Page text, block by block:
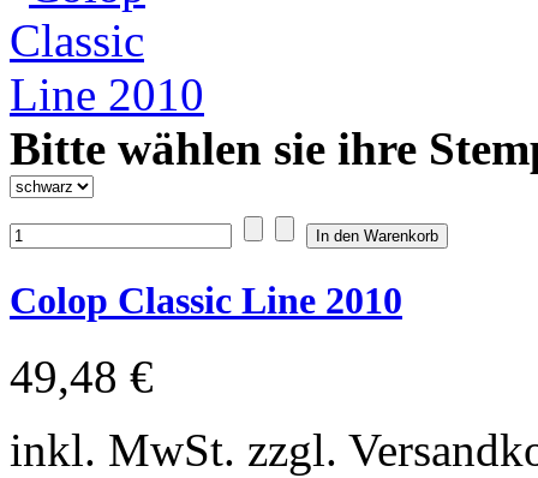
Bitte wählen sie ihre
Colop Classic Line 2010
49,48 €
inkl. MwSt. zzgl.